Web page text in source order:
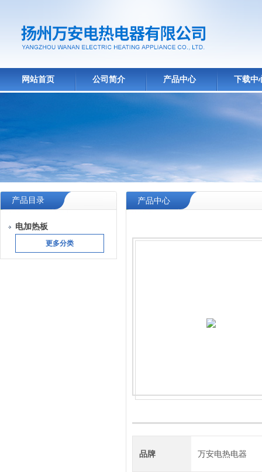
网站首页 公司简介 产品中心 下载中
产品目录
电加热板
更多分类
产品中心
品牌 万安电热电器